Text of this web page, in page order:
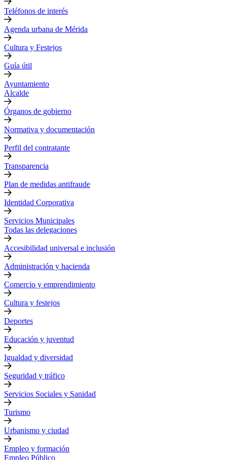
Teléfonos de interés
Agenda urbana de Mérida
Cultura y Festejos
Guía útil
Ayuntamiento
Alcalde
Órganos de gobierno
Normativa y documentación
Perfil del contratante
Transparencia
Plan de medidas antifraude
Identidad Corporativa
Servicios Municipales
Todas las delegaciones
Accesibilidad universal e inclusión
Administración y hacienda
Comercio y emprendimiento
Cultura y festejos
Deportes
Educación y juventud
Igualdad y diversidad
Seguridad y tráfico
Servicios Sociales y Sanidad
Turismo
Urbanismo y ciudad
Empleo y formación
Empleo Público